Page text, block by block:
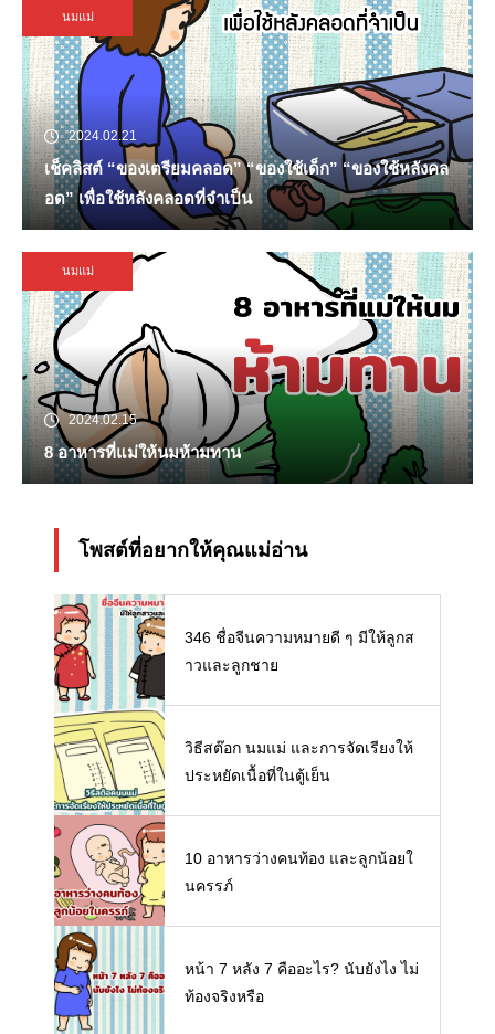
นมแม่
2024.02.21
เช็คลิสต์ “ของเตรียมคลอด” “ของใช้เด็ก” “ของใช้หลังคล
อด” เพื่อใช้หลังคลอดที่จำเป็น
นมแม่
2024.02.15
8 อาหารที่แม่ให้นมห้ามทาน
โพสต์ที่อยากให้คุณแม่อ่าน
346 ชื่อจีนความหมายดี ๆ มีให้ลูกส
าวและลูกชาย
วิธีสต๊อก นมแม่ และการจัดเรียงให้
ประหยัดเนื้อที่ในตู้เย็น
10 อาหารว่างคนท้อง และลูกน้อยใ
นครรภ์
หน้า 7 หลัง 7 คืออะไร? นับยังไง ไม่
ท้องจริงหรือ